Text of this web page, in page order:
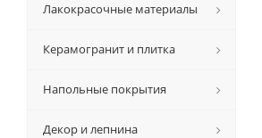
Лакокрасочные материалы
Керамогранит и плитка
Напольные покрытия
Декор и лепнина